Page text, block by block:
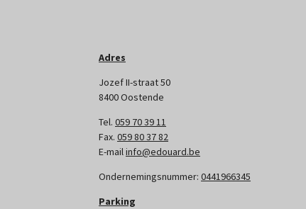
Adres
Jozef II-straat 50
8400 Oostende
Tel. 059 70 39 11
Fax. 059 80 37 82
E-mailinfo@edouard.be
Ondernemingsnummer: 0441966345
Parking